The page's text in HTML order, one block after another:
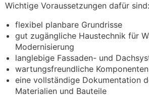
Wichtige Voraussetzungen dafür sind:
flexibel planbare Grundrisse
gut zugängliche Haustechnik für
Modernisierung
langlebige Fassaden- und
wartungsfreundliche Komponenten
eine vollständige Dokumentation
Materialien und Bauteile